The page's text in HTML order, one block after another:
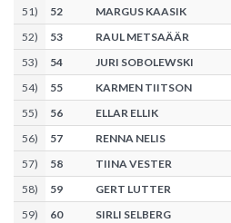
51) 52
MARGUS KAASIK
52) 53
RAUL METSAÄÄR
53) 54
JURI SOBOLEWSKI
54) 55
KARMEN TIITSON
55) 56
ELLAR ELLIK
56) 57
RENNA NELIS
57) 58
TIINA VESTER
58) 59
GERT LUTTER
59) 60
SIRLI SELBERG